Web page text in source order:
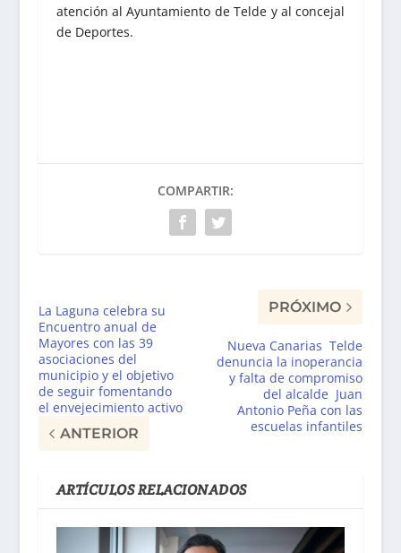
atención al Ayuntamiento de Telde y al concejal
de Deportes.
COMPARTIR:
La Laguna celebra su
Encuentro anual de
Mayores con las 39
asociaciones del
municipio y el objetivo
de seguir fomentando
el envejecimiento activo
ANTERIOR
PRÓXIMO
Nueva Canarias Telde
denuncia la inoperancia
y falta de compromiso
del alcalde Juan
Antonio Peña con las
escuelas infantiles
ARTÍCULOS RELACIONADOS